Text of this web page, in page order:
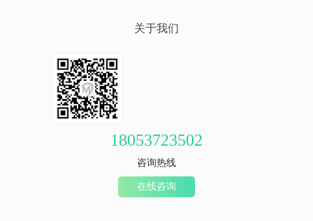
关于我们
18053723502
咨询热线
在线咨询